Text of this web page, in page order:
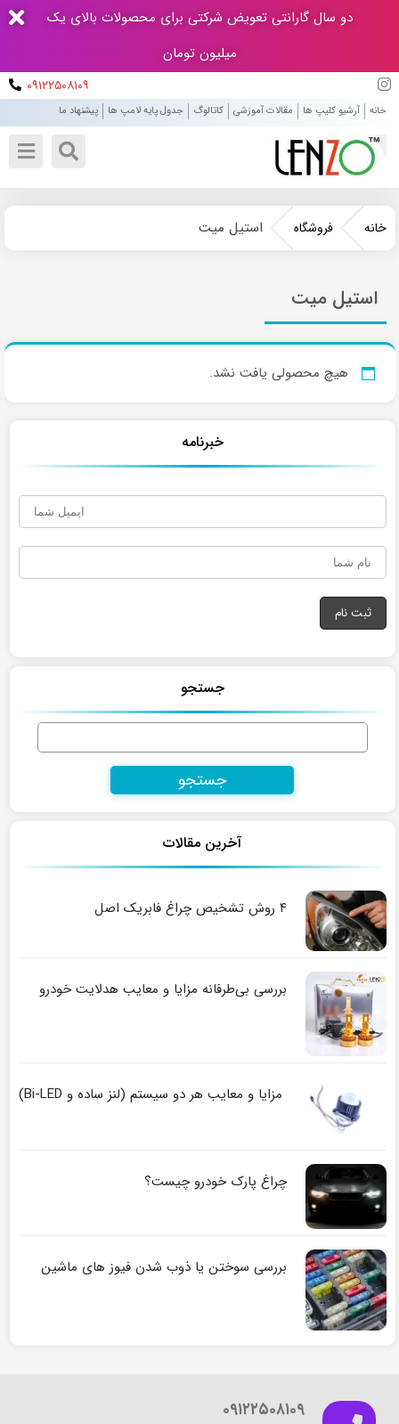
دو سال گارانتی تعویض شرکتی برای محصولات بالای یک
میلیون تومان
۰۹۱۲۲۵۰۸۱۰۹
خانه آرشیو کلیپ ها مقالات آموزشی کاتالوگ جدول پایه لامپ ها پیشنهاد ما
خانه فروشگاه استیل میت
استیل میت
هیچ محصولی یافت نشد.
خبرنامه
جستجو
جستجو
آخرین مقالات
۴ روش تشخیص چراغ فابریک اصل
بررسی بی‌طرفانه مزایا و معایب هدلایت خودرو
مزایا و معایب هر دو سیستم (لنز ساده و Bi-LED)
چراغ پارک خودرو چیست؟
بررسی سوختن یا ذوب شدن فیوز های ماشین
۰۹۱۲۲۵۰۸۱۰۹